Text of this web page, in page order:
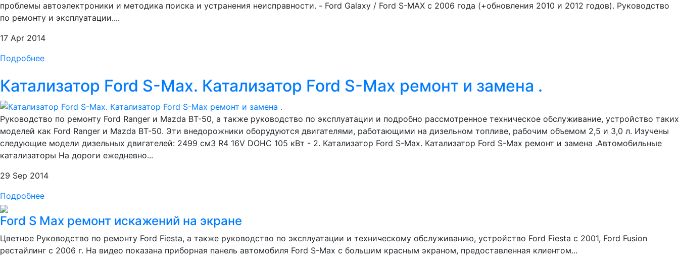
проблемы автоэлектроники и методика поиска и устранения неисправности. - Ford Galaxy / Ford S-MAX c 2006 года (+обновления 2010 и 2012 годов). Руководство
по ремонту и эксплуатации....
17 Apr 2014
Подробнее
Катализатор Ford S-Max. Катализатор Ford S-Max ремонт и замена .
Руководство по ремонту Ford Ranger и Mazda BT-50, а также руководство по эксплуатации и подробно рассмотренное техническое обслуживание, устройство таких
моделей как Ford Ranger и Mazda BT-50. Эти внедорожники оборудуются двигателями, работающими на дизельном топливе, рабочим объемом 2,5 и 3,0 л. Изучены
следующие модели дизельных двигателей: 2499 см3 R4 16V DOHC 105 кВт - 2. Катализатор Ford S-Max. Катализатор Ford S-Max ремонт и замена .Автомобильные
катализаторы На дороги ежедневно...
29 Sep 2014
Подробнее
Ford S Max ремонт искажений на экране
Цветное Руководство по ремонту Ford Fiesta, а также руководство по эксплуатации и техническому обслуживанию, устройство Ford Fiesta с 2001, Ford Fusion
рестайлинг с 2006 г. На видео показана приборная панель автомобиля Ford S-Max с большим красным экраном, предоставленная клиентом...